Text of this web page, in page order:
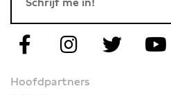
Hoofdpartners